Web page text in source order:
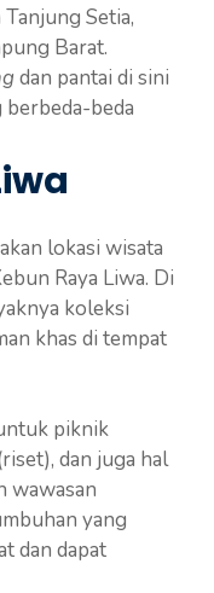
Setia,
Barat.
dan pantai di sini
beda
lokasi wisata
Raya Liwa. Di
koleksi
khas di tempat
piknik
dan juga hal
wawasan
yang
dan dapat